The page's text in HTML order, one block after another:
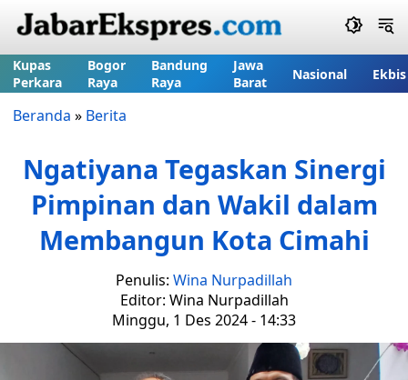
Kupas
Perkara
Bogor
Raya
Bandung
Raya
Jawa
Barat
Nasional Ekbis
Beranda » Berita
Ngatiyana Tegaskan Sinergi
Pimpinan dan Wakil dalam
Membangun Kota Cimahi
Penulis: Wina Nurpadillah
Editor: Wina Nurpadillah
Minggu, 1 Des 2024 - 14:33